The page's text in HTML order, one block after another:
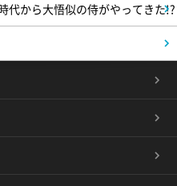
代から大悟似の侍がやってきた!?